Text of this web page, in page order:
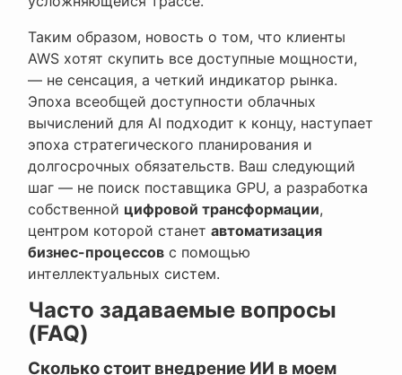
Таким образом, новость о том, что клиенты
AWS хотят скупить все доступные мощности,
— не сенсация, а четкий индикатор рынка.
Эпоха всеобщей доступности облачных
вычислений для AI подходит к концу, наступает
эпоха стратегического планирования и
долгосрочных обязательств. Ваш следующий
шаг — не поиск поставщика GPU, а разработка
собственной цифровой трансформации,
центром которой станет автоматизация
бизнес-процессов с помощью
интеллектуальных систем.
Часто задаваемые вопросы
(FAQ)
Сколько стоит внедрение ИИ в моем